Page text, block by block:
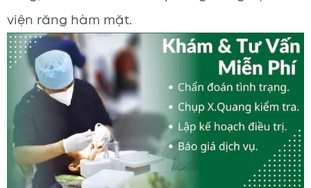
viện răng hàm mặt.